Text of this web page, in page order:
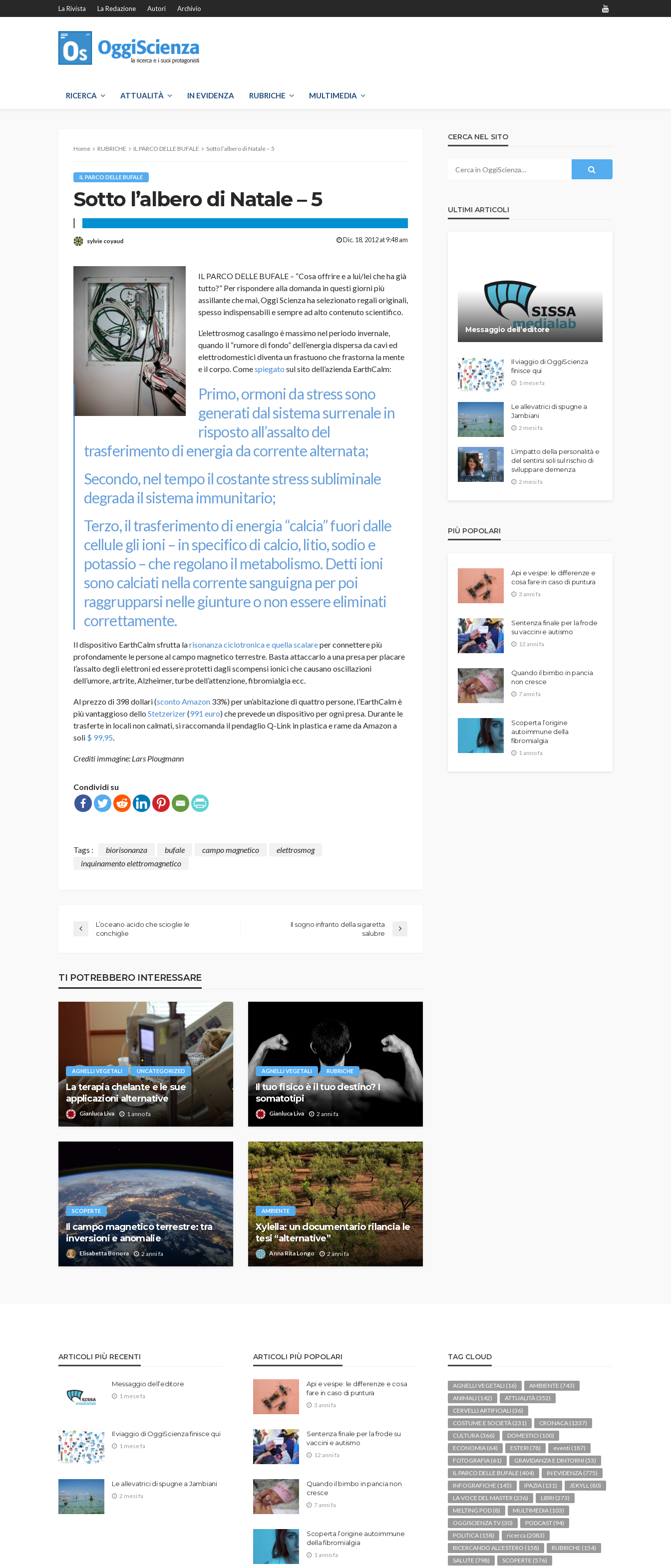
La Rivista La Redazione Autori Archivio
RICERCA ATTUALITÀ IN EVIDENZA RUBRICHE MULTIMEDIA
Home RUBRICHE IL PARCO DELLE BUFALE Sotto l’albero di Natale – 5
IL PARCO DELLE BUFALE
Sotto l’albero di Natale – 5
sylvie coyaud Dic. 18, 2012 at 9:48 am
IL PARCO DELLE BUFALE – “Cosa offrire e a lui/lei che ha già
tutto?” Per rispondere alla domanda in questi giorni più
assillante che mai, Oggi Scienza ha selezionato regali originali,
spesso indispensabili e sempre ad alto contenuto scientifico.
L’elettrosmog casalingo è massimo nel periodo invernale,
quando il “rumore di fondo” dell’energia dispersa da cavi ed
elettrodomestici diventa un frastuono che frastorna la mente
e il corpo. Comespiegato sul sito dell’azienda EarthCalm:
Primo, ormoni da stress sono
generati dal sistema surrenale in
risposto all’assalto del
trasferimento di energia da corrente alternata;
Secondo, nel tempo il costante stress subliminale
degrada il sistema immunitario;
Terzo, il trasferimento di energia “calcia” fuori dalle
cellule gli ioni – in specifico di calcio, litio, sodio e
potassio – che regolano il metabolismo. Detti ioni
sono calciati nella corrente sanguigna per poi
raggrupparsi nelle giunture o non essere eliminati
correttamente.
Il dispositivo EarthCalm sfrutta larisonanza ciclotronica e quella scalareper connettere più
profondamente le persone al campo magnetico terrestre. Basta attaccarlo a una presa per placare
l’assalto degli elettroni ed essere protetti dagli scompensi ionici che causano oscillazioni
dell’umore, artrite, Alzheimer, turbe dell’attenzione, fibromialgia ecc.
Al prezzo di 398 dollari (sconto Amazon 33%) per un’abitazione di quattro persone, l’EarthCalm è
più vantaggioso dello Stetzerizer(991 euro) che prevede un dispositivo per ogni presa. Durante le
trasferte in locali non calmati, si raccomanda il pendaglio Q-Link in plastica e rame da Amazon a
soli $ 99,95.
Crediti immagine: Lars Plougmann
Condividi su
Tags : biorisonanza bufale campo magnetico
elettrosmog
inquinamento elettromagnetico
L’oceano acido che scioglie le
conchiglie
Il sogno infranto della sigaretta
salubre
TI POTREBBERO INTERESSARE
AGNELLI VEGETALI UNCATEGORIZED
La terapia chelante e le sue
applicazioni alternative
Gianluca Liva 1 anno fa
AGNELLI VEGETALI RUBRICHE
Il tuo fisico è il tuo destino? I
somatotipi
Gianluca Liva 2 anni fa
SCOPERTE
Il campo magnetico terrestre: tra
inversioni e anomalie
Elisabetta Bonora 2 anni fa
AMBIENTE
Xylella: un documentario rilancia le
tesi “alternative”
Anna Rita Longo 2 anni fa
CERCA NEL SITO
ULTIMI ARTICOLI
Messaggio dell’editore
Il viaggio di OggiScienza
finisce qui
1 mese fa
Le allevatrici di spugne a
Jambiani
2 mesi fa
L’impatto della personalità e
del sentirsi soli sul rischio di
sviluppare demenza
2 mesi fa
PIÙ POPOLARI
Api e vespe: le differenze e
cosa fare in caso di puntura
3 anni fa
Sentenza finale per la frode
su vaccini e autismo
12 anni fa
Quando il bimbo in pancia
non cresce
7 anni fa
Scoperta l’origine
autoimmune della
fibromialgia
1 anno fa
ARTICOLI PIÙ RECENTI
Messaggio dell’editore
1 mese fa
Il viaggio di OggiScienza finisce qui
1 mese fa
Le allevatrici di spugne a Jambiani
2 mesi fa
ARTICOLI PIÙ POPOLARI
Api e vespe: le differenze e cosa
fare in caso di puntura
3 anni fa
Sentenza finale per la frode su
vaccini e autismo
12 anni fa
Quando il bimbo in pancia non
cresce
7 anni fa
Scoperta l’origine autoimmune
della fibromialgia
1 anno fa
TAG CLOUD
AGNELLI VEGETALI (16) AMBIENTE (743)
ANIMALI (142) ATTUALITÀ (352)
CERVELLI ARTIFICIALI (36)
COSTUME E SOCIETÀ (231) CRONACA (1337)
CULTURA (366) DOMESTICI (100)
ECONOMIA (64) ESTERI (78) eventi (187)
FOTOGRAFIA (61) GRAVIDANZA E DINTORNI (53)
IL PARCO DELLE BUFALE (404) IN EVIDENZA (775)
INFOGRAFICHE (145) IPAZIA (131) JEKYLL (80)
LA VOCE DEL MASTER (236) LIBRI (273)
MELTING POD (8) MULTIMEDIA (103)
OGGISCIENZA TV (30) PODCAST (94)
POLITICA (158) ricerca (2083)
RICERCANDO ALL'ESTERO (158) RUBRICHE (154)
SALUTE (798) SCOPERTE (576)